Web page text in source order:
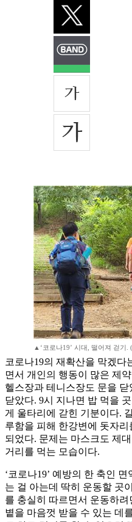
▲‘코로나19’ 시대, 떨어져 걷기.
코로나19의 재확산을 막겠다
면서 개인의 행동이 많은 제
헬스장과 테니스장도 문을
닫았다. 9시 지나면 밥 먹을
게 울타리에 갇힌 기분이다.
루함을 피해 한강변에 돗자
되었다. 문제는 마스크도 제
거리를 먹는 모습이다.
‘코로나19’ 예방의 한 축인
는 걸 아는데 딱히 운동할 곳
를 충실히 따르면서 운동하
볕을 마음껏 받을 수 있는 데